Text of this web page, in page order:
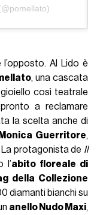
Al Lido è
, una cascata
così teatrale
a reclamare
la scelta anche di
Monica Guerritore,
La protagonista de Il
l’abito floreale di
della Collezione
diamanti bianchi su
anello Nudo Maxi,